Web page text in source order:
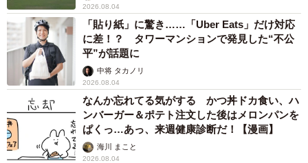
2026.08.04
「貼り紙」に驚き……「Uber Eats」だけ対応
に差！？ タワーマンションで発見した“不公
平”が話題に
中将 タカノリ
2026.08.04
なんか忘れてる気がする かつ丼ドカ食い、ハ
ンバーガー＆ポテト注文した後はメロンパンを
ぱくっ…あっ、来週健康診断だ！【漫画】
海川 まこと
2026.08.04